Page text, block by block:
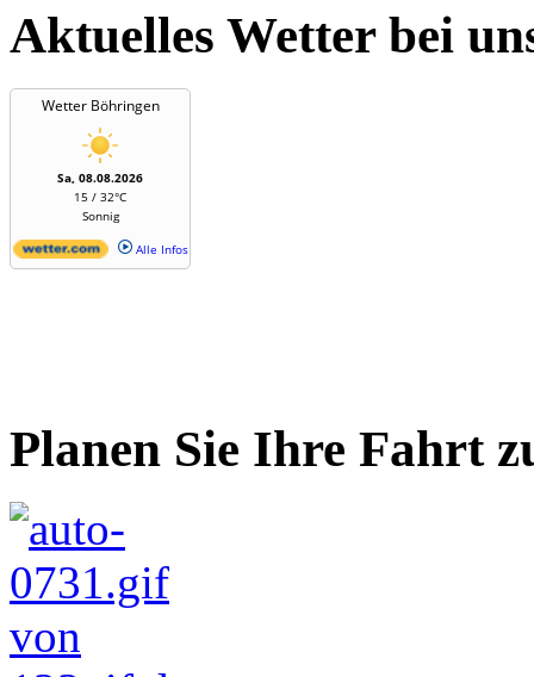
Aktuelles Wetter bei
Wetter Böhringen
Sa, 08.08.2026
15 / 32°C
Sonnig
Alle Infos
Planen Sie Ihre Fahrt